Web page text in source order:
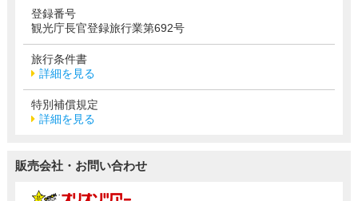
登録番号
観光庁長官登録旅行業第692号
旅行条件書
詳細を見る
特別補償規定
詳細を見る
販売会社・お問い合わせ